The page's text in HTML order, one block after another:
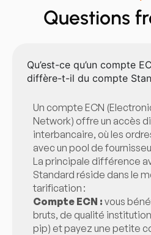
Questions
Qu’est-ce qu’un compte
diffère-t-il du compte
Un compte ECN
Network) offre un accès
interbancaire, où les
avec un pool de
La principale différence
Standard réside dans le
tarification :
Compte ECN : vous
bruts, de qualité
pip) et payez une petite